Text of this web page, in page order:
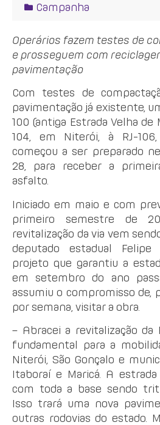
Campanha
Operários fazem testes de
e prosseguem com
pavimentação
Com testes de
pavimentação já existente,
100 (antiga Estrada Velha de
104, em Niterói, à RJ-
começou a ser preparado
28, para receber a
asfalto.
Iniciado em maio e com
primeiro semestre de
revitalização da via vem
deputado estadual
projeto que garantiu a
em setembro do ano
assumiu o compromisso de,
por semana, visitar a obra.
– Abracei a revitalização da
fundamental para a
Niterói, São Gonçalo e
Itaboraí e Maricá. A
com toda a base sendo
Isso trará uma nova
outras rodovias do estado.